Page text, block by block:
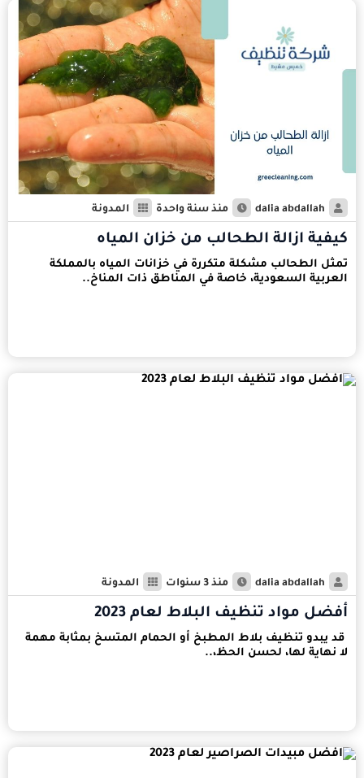
dalia abdallah منذ سنة واحدة المدونة
كيفية ازالة الطحالب من خزان المياه
تمثل الطحالب مشكلة متكررة في خزانات المياه بالمملكة
العربية السعودية، خاصة في المناطق ذات المناخ..
dalia abdallah منذ 3 سنوات المدونة
أفضل مواد تنظيف البلاط لعام 2023
قد يبدو تنظيف بلاط المطبخ أو الحمام المتسخ بمثابة مهمة
لا نهاية لها، لحسن الحظ،..